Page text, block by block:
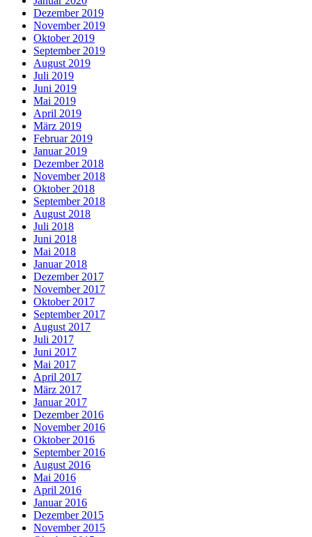
Dezember 2019
November 2019
Oktober 2019
September 2019
August 2019
Juli 2019
Juni 2019
Mai 2019
April 2019
März 2019
Februar 2019
Januar 2019
Dezember 2018
November 2018
Oktober 2018
September 2018
August 2018
Juli 2018
Juni 2018
Mai 2018
Januar 2018
Dezember 2017
November 2017
Oktober 2017
September 2017
August 2017
Juli 2017
Juni 2017
Mai 2017
April 2017
März 2017
Januar 2017
Dezember 2016
November 2016
Oktober 2016
September 2016
August 2016
Mai 2016
April 2016
Januar 2016
Dezember 2015
November 2015